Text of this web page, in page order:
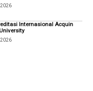
Internasional Acquin